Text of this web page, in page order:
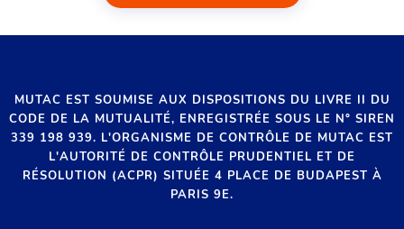
MUTAC EST SOUMISE AUX DISPOSITIONS DU LIVRE II DU
CODE DE LA MUTUALITÉ, ENREGISTRÉE SOUS LE N° SIREN
339 198 939. L'ORGANISME DE CONTRÔLE DE MUTAC EST
L'AUTORITÉ DE CONTRÔLE PRUDENTIEL ET DE
RÉSOLUTION (ACPR) SITUÉE 4 PLACE DE BUDAPEST À
PARIS 9E.